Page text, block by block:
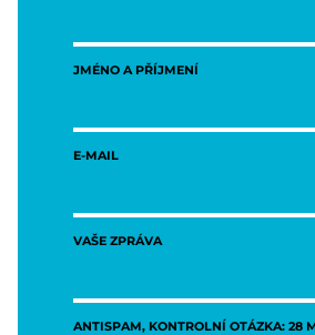
JMÉNO A PŘÍJMENÍ
E-MAIL
VAŠE ZPRÁVA
ANTISPAM, KONTROLNÍ OTÁZKA: 28